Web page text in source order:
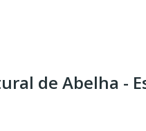
de Abelha -